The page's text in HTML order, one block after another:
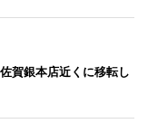
賀銀本店近くに移転し